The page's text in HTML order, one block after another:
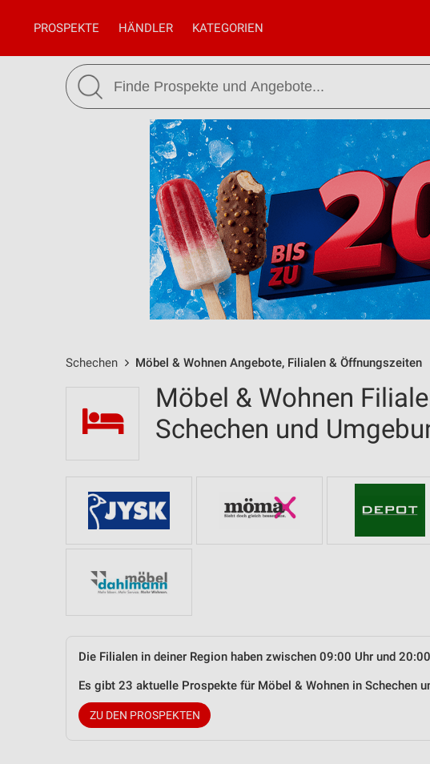
PROSPEKTE HÄNDLER KATEGORIEN
Schechen Möbel & Wohnen Angebote, Filialen & Öffnungszeiten
Möbel & Wohnen
Schechen und
Die Filialen in deiner Region haben zwischen 09:00 Uhr und
Es gibt 23 aktuelle Prospekte für Möbel & Wohnen in Schechen
ZU DEN PROSPEKTEN